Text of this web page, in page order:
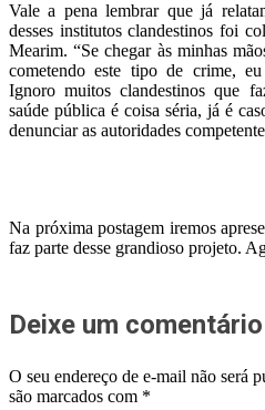
Vale a pena lembrar que já
desses institutos clandestinos foi
Mearim. “Se chegar às minhas
cometendo este tipo de crime,
Ignoro muitos clandestinos que
saúde pública é coisa séria, já é
denunciar as autoridades
Na próxima postagem iremos
faz parte desse grandioso projeto.
Deixe um comentário
O seu endereço de e-mail não será
são marcados com *